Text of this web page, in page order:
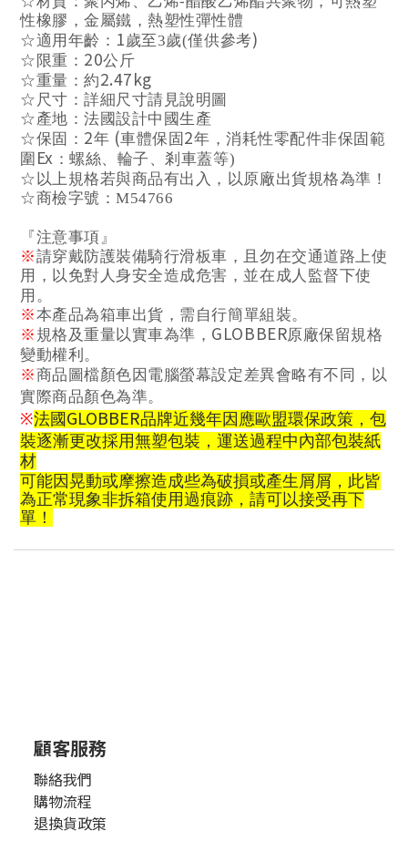
性橡膠，金屬鐵，熱塑性彈性體
☆適用年齡： 1歲至3歲(僅供參考)
☆限重： 20公斤
☆重量：約2.47kg
☆尺寸：詳細尺寸請見說明圖
☆產地：法國設計中國生 產
☆保固： 2年 (車體保固 2年，消耗性零配件非保固範
圍 Ex ：螺絲、輪子、 剎 車蓋等)
☆以上規格若與商品有出入，以原廠出貨規格為準！
☆商檢字號 ：M54766
『注意事項』
※請穿戴防護裝備騎行滑板車，且勿在交通道路上使
用，以免對人身安全造成危害，並在成人監督下使
用。
※本產品為箱車出貨，需自行簡單組裝。
※ 規格及重量以實車為準， GLOBBER原廠保留規格
變動權利。
※商品圖檔顏色因電腦螢幕設定差異會略有不同，以
實際商品顏色為準。
※法國GLOBBER品牌近幾年因應歐盟環保政策，包
裝逐漸更改採用無塑包裝，運送過程中內部包裝紙
材
可能因晃動或摩擦造成些為破損或產生屑屑，此皆
為正常現象非拆箱使用過痕跡，請可以接受再下
單！
顧客服務
聯絡我們
購物流程
退換貨政策